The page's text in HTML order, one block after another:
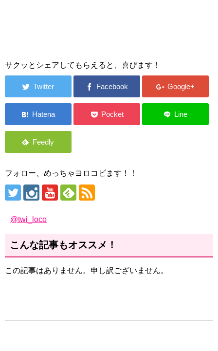
サクッとシェアしてもらえると、喜びます！
フォロー、めっちゃヨロコビます！！
@twi_loco
こんな記事もオススメ！
この記事はありません。申し訳ございません。